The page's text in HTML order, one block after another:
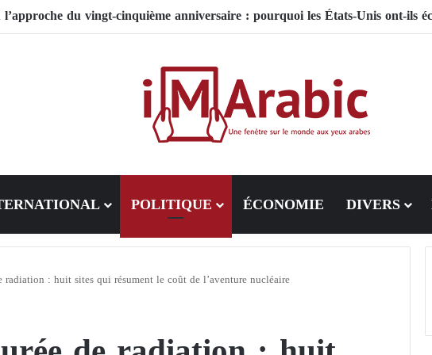
POLITIQUE ÉCONOMIE DIVERS
radiation : huit sites qui résument le coût de l’aventure nucléaire